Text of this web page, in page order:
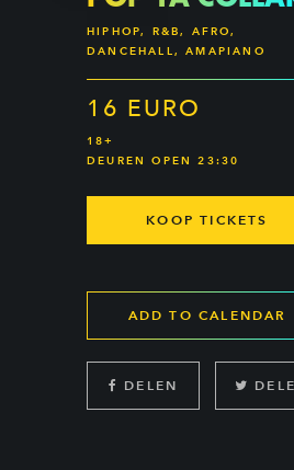
HIPHOP, R&B, AFRO,
DANCEHALL, AMAPIANO
16 EURO
18+
DEUREN OPEN 23:30
KOOP TICKETS
ADD TO CALENDAR
DELEN